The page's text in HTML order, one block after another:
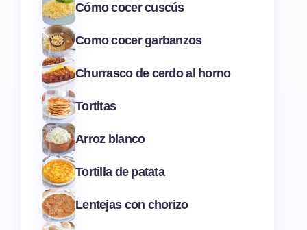
Cómo cocer cuscús
Como cocer garbanzos
Churrasco de cerdo al horno
Tortitas
Arroz blanco
Tortilla de patata
Lentejas con chorizo